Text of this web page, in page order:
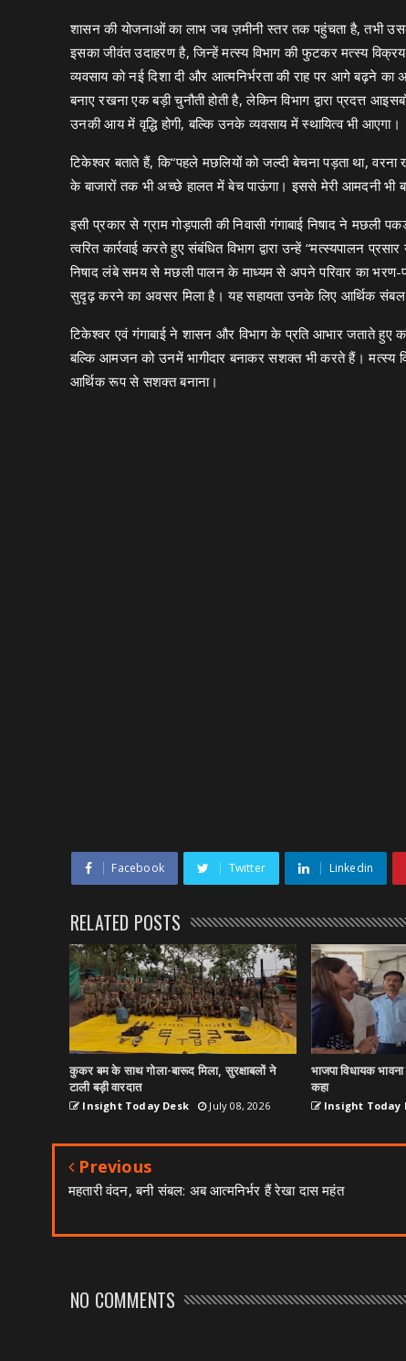
शासन की योजनाओं का लाभ जब ज़मीनी स्तर तक पहुंचता है, तभी
इसका जीवंत उदाहरण है, जिन्हें मत्स्य विभाग की फुटकर मत्स्य
व्यवसाय को नई दिशा दी और आत्मनिर्भरता की राह पर आगे बढ़ने
बनाए रखना एक बड़ी चुनौती होती है, लेकिन विभाग द्वारा
उनकी आय में वृद्धि होगी, बल्कि उनके व्यवसाय में स्थायित्व भी आएगा।
टिकेश्वर बताते हैं, कि“पहले मछलियों को जल्दी बेचना पड़ता था,
के बाजारों तक भी अच्छे हालत में बेच पाऊंगा। इससे मेरी आमदनी भी
इसी प्रकार से ग्राम गोड़पाली की निवासी गंगाबाई निषाद ने
त्वरित कार्रवाई करते हुए संबंधित विभाग द्वारा उन्हें “मत्स्यपालन
निषाद लंबे समय से मछली पालन के माध्यम से अपने परिवार का
सुदृढ़ करने का अवसर मिला है। यह सहायता उनके लिए आर्थिक संबल
टिकेश्वर एवं गंगाबाई ने शासन और विभाग के प्रति आभार जताते हुए
बल्कि आमजन को उनमें भागीदार बनाकर सशक्त भी करते हैं। मत्स्य
आर्थिक रूप से सशक्त बनाना।
Facebook Twitter Linkedin
RELATED POSTS
कुकर बम के साथ गोला-बारूद मिला, सुरक्षाबलों ने
टाली बड़ी वारदात
Insight Today Desk July 08, 2026
भाजपा विधायक
कहा
Insight Today
Previous
महतारी वंदन, बनी संबल: अब आत्मनिर्भर हैं रेखा दास महंत
NO COMMENTS